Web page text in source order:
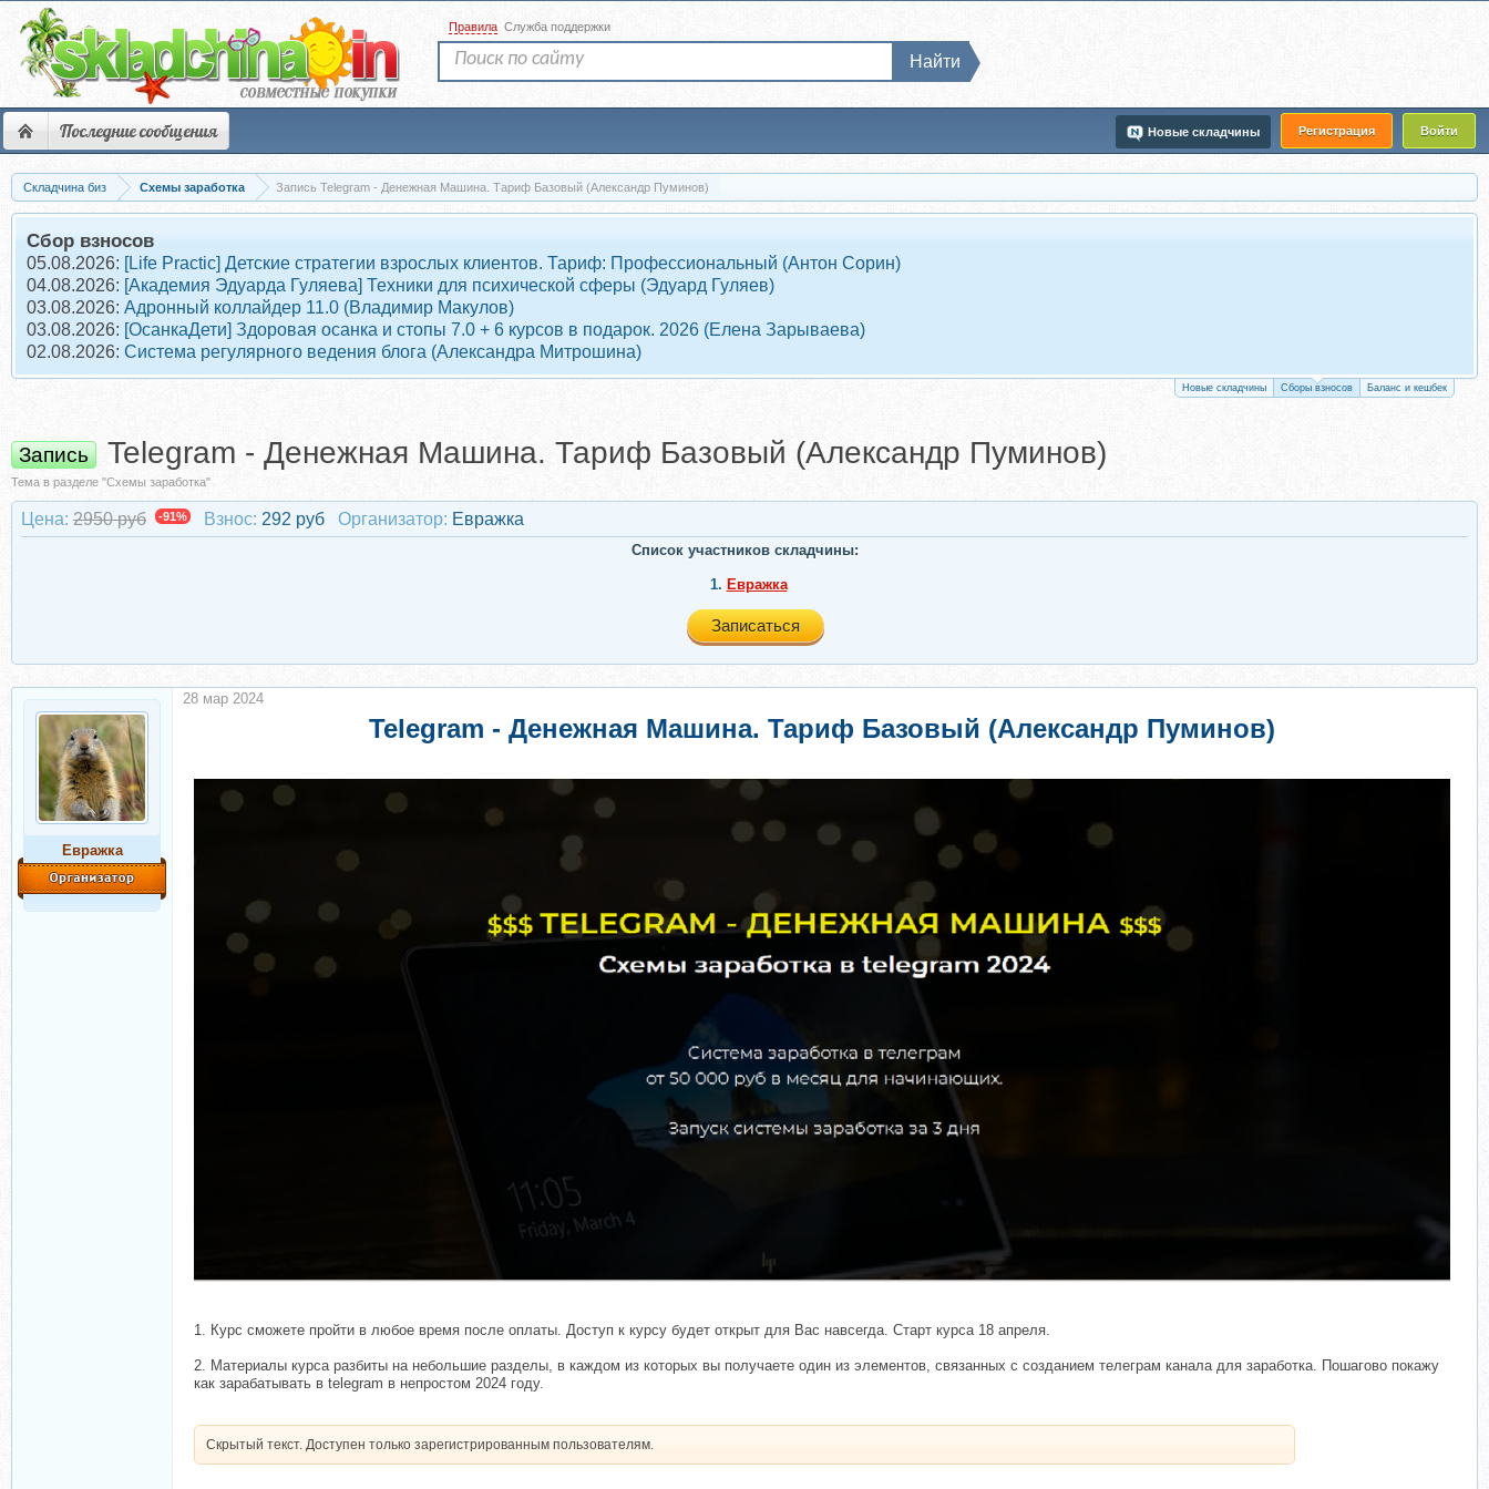
Последние сообщения Регистрация Войти
Новые складчины
Правила Служба поддержки
Найти
Складчина биз Схемы заработка Запись Telegram - Денежная Машина. Тариф Базовый (Александр Пуминов)
Сбор взносов
05.08.2026: [Life Practic] Детские стратегии взрослых клиентов. Тариф: Профессиональный (Антон Сорин)
04.08.2026: [Академия Эдуарда Гуляева] Техники для психической сферы (Эдуард Гуляев)
03.08.2026: Адронный коллайдер 11.0 (Владимир Макулов)
03.08.2026: [ОсанкаДети] Здоровая осанка и стопы 7.0 + 6 курсов в подарок. 2026 (Елена Зарываева)
02.08.2026: Система регулярного ведения блога (Александра Митрошина)
Новые складчины Сборы взносов Баланс и кешбек
Запись Telegram - Денежная Машина. Тариф Базовый (Александр Пуминов)
Тема в разделе "Схемы заработка"
Цена: 2950 руб -91% Взнос: 292 руб Организатор: Евражкa
Список участников складчины:
1. Евражкa
Записаться
Евражкa
Telegram - Денежная Машина. Тариф Базовый (Александр Пуминов)
1. Курс сможете пройти в любое время после оплаты. Доступ к курсу будет открыт для Вас навсегда. Старт курса 18 апреля.
2. Материалы курса разбиты на небольшие разделы, в каждом из которых вы получаете один из элементов, связанных с созданием телеграм канала для заработка. Пошагово покажу
как зарабатывать в telegram в непростом 2024 году.
Скрытый текст. Доступен только зарегистрированным пользователям.
28 мар 2024